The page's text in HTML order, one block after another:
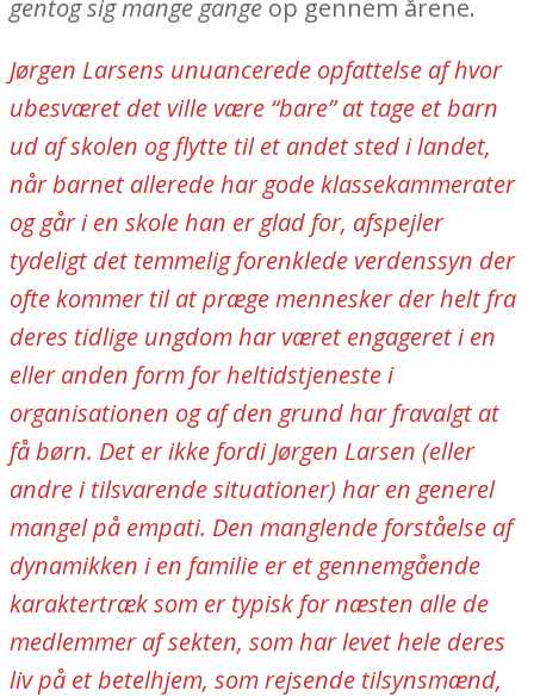
gentog sig mange gange op gennem årene.
Jørgen Larsens unuancerede opfattelse af hvor
ubesværet det ville være “bare” at tage et barn
ud af skolen og flytte til et andet sted i landet,
når barnet allerede har gode klassekammerater
og går i en skole han er glad for, afspejler
tydeligt det temmelig forenklede verdenssyn der
ofte kommer til at præge mennesker der helt fra
deres tidlige ungdom har været engageret i en
eller anden form for heltidstjeneste i
organisationen og af den grund har fravalgt at
få børn. Det er ikke fordi Jørgen Larsen (eller
andre i tilsvarende situationer) har en generel
mangel på empati. Den manglende forståelse af
dynamikken i en familie er et gennemgående
karaktertræk som er typisk for næsten alle de
medlemmer af sekten, som har levet hele deres
liv på etbetelhjem, som rejsende tilsynsmænd,